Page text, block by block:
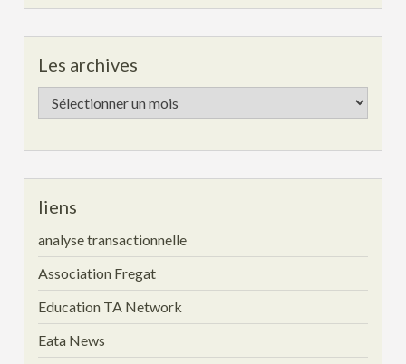
Les archives
Les
archives
liens
analyse transactionnelle
Association Fregat
Education TA Network
Eata News